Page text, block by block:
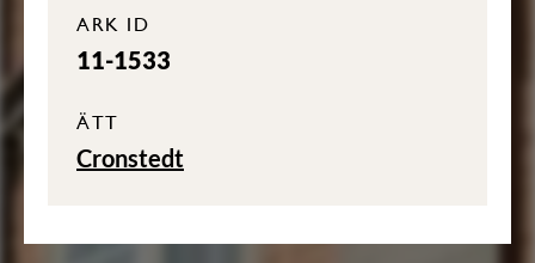
ARK ID
11-1533
ÄTT
Cronstedt